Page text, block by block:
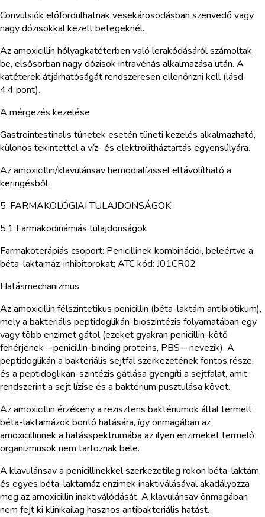
Convulsiók előfordulhatnak vesekárosodásban szenvedő vagy
nagy dózisokkal kezelt betegeknél.
Az amoxicillin hólyagkatéterben való lerakódásáról számoltak
be, elsősorban nagy dózisok intravénás alkalmazása után. A
katéterek átjárhatóságát rendszeresen ellenőrizni kell (lásd
4.4 pont).
A mérgezés kezelése
Gastrointestinalis tünetek esetén tüneti kezelés alkalmazható,
különös tekintettel a víz- és elektrolitháztartás egyensúlyára.
Az amoxicillin/klavulánsav hemodialízissel eltávolítható a
keringésből.
5. FARMAKOLÓGIAI TULAJDONSÁGOK
5.1 Farmakodinámiás tulajdonságok
Farmakoterápiás csoport: Penicillinek kombinációi, beleértve a
béta-laktamáz-inhibitorokat; ATC kód: J01CR02
Hatásmechanizmus
Az amoxicillin félszintetikus penicillin (béta-laktám antibiotikum),
mely a bakteriális peptidoglikán-bioszintézis folyamatában egy
vagy több enzimet gátol (ezeket gyakran penicillin-kötő
fehérjének – penicillin-binding proteins, PBS – nevezik). A
peptidoglikán a bakteriális sejtfal szerkezetének fontos része,
és a peptidoglikán-szintézis gátlása gyengíti a sejtfalat, amit
rendszerint a sejt lízise és a baktérium pusztulása követ.
Az amoxicillin érzékeny a rezisztens baktériumok által termelt
béta-laktamázok bontó hatására, így önmagában az
amoxicillinnek a hatásspektrumába az ilyen enzimeket termelő
organizmusok nem tartoznak bele.
A klavulánsav a penicillinekkel szerkezetileg rokon béta-laktám,
és egyes béta-laktamáz enzimek inaktiválásával akadályozza
meg az amoxicillin inaktiválódását. A klavulánsav önmagában
nem fejt ki klinikailag hasznos antibakteriális hatást.